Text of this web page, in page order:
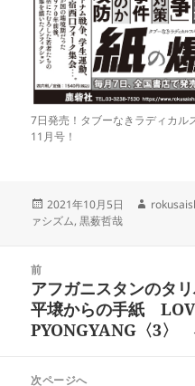
7日発売！タブーなきラディカル
11月号！
投
稿
2021年10月5日
作
ァシズム,黒薮哲哉
前
前
の
投
アフガニスタンのタ
平壌からの手紙
PYONGYANG〈3〉
次ページへ